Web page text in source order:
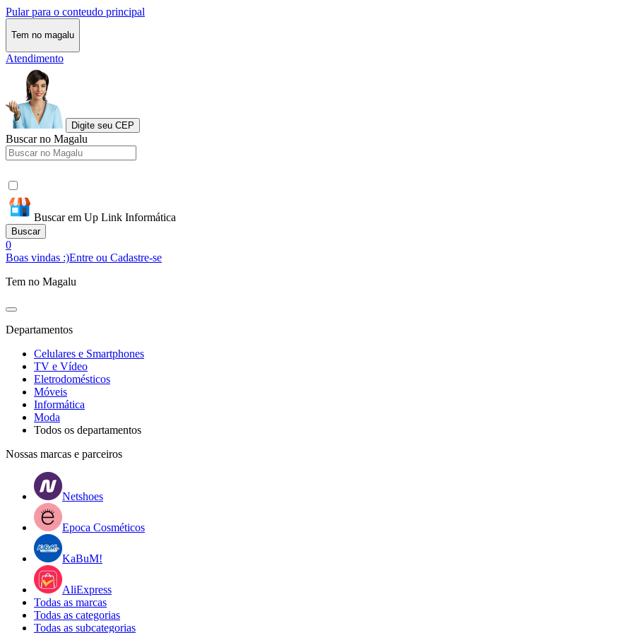
Pular para o conteudo principal
Tem no magalu
Atendimento
Digite seu CEP
Buscar no Magalu
Buscar em Up Link Informática
Buscar
0
Boas vindas :)Entre ou Cadastre-se
Tem no Magalu
Departamentos
Celulares e Smartphones
TV e Vídeo
Eletrodomésticos
Móveis
Informática
Moda
Todos os departamentos
Nossas marcas e parceiros
Netshoes
Epoca Cosméticos
KaBuM!
AliExpress
Todas as marcas
Todas as categorias
Todas as subcategorias